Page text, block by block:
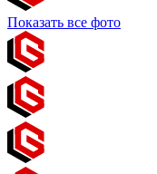
Показать все фото